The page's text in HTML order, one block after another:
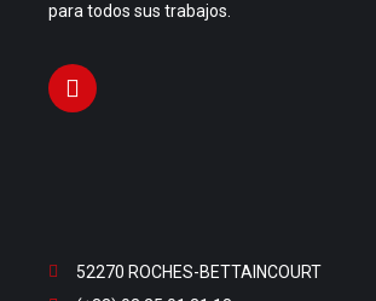
para todos sus trabajos.
52270 ROCHES-BETTAINCOURT